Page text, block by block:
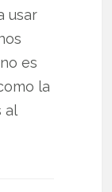
usar
es
la
al